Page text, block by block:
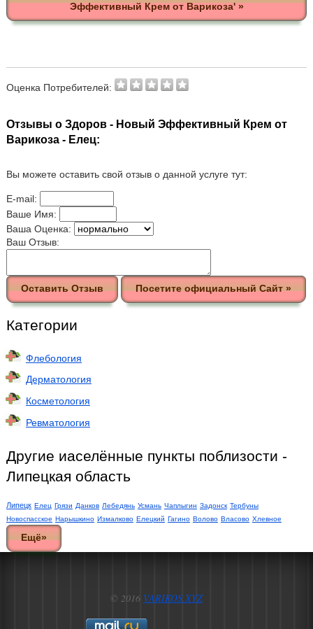
Эффективный Крем от Варикоза' »
Оценка Потребителей:
Отзывы о Здоров - Новый Эффективный Крем от
Варикоза - Елец:
Вы можете оставить свой отзыв о данной услуге тут:
E-mail:
Ваше Имя:
Ваша Оценка:
Ваш Отзыв:
Оставить Отзыв Посетите официальный Сайт »
Категории
Флебология
Дерматология
Косметология
Ревматология
Другие иаселённые пункты поблизости -
Липецкая область
Липецк Елец Грязи Данков Лебедянь Усмань Чаплыгин Задонск Тербуны
Новоспасское Нарышкино Измалково Елецкий Гагино Волово Власово Хлевное
Ещё»
© 2016 VARIKOS.XYZ